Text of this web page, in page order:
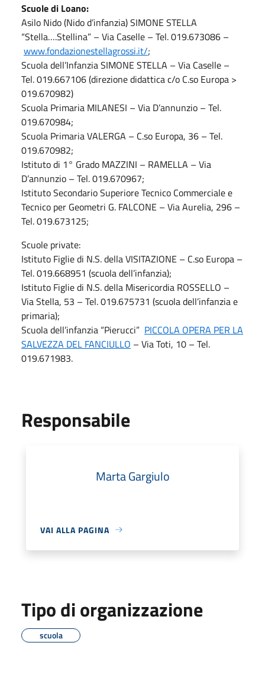
Scuole di Loano:
Asilo Nido (Nido d’infanzia) SIMONE STELLA
“Stella….Stellina” – Via Caselle – Tel. 019.673086 –
www.fondazionestellagrossi.it/;
Scuola dell’Infanzia SIMONE STELLA – Via Caselle –
Tel. 019.667106 (direzione didattica c/o C.so Europa >
019.670982)
Scuola Primaria MILANESI – Via D’annunzio – Tel.
019.670984;
Scuola Primaria VALERGA – C.so Europa, 36 – Tel.
019.670982;
Istituto di 1° Grado MAZZINI – RAMELLA – Via
D’annunzio – Tel. 019.670967;
Istituto Secondario Superiore Tecnico Commerciale e
Tecnico per Geometri G. FALCONE – Via Aurelia, 296 –
Tel. 019.673125;
Scuole private:
Istituto Figlie di N.S. della VISITAZIONE – C.so Europa –
Tel. 019.668951 (scuola dell’infanzia);
Istituto Figlie di N.S. della Misericordia ROSSELLO –
Via Stella, 53 – Tel. 019.675731 (scuola dell’infanzia e
primaria);
Scuola dell’infanzia “Pierucci” PICCOLA OPERA PER LA
SALVEZZA DEL FANCIULLO – Via Toti, 10 – Tel.
019.671983.
Responsabile
Marta Gargiulo
VAI ALLA PAGINA
Tipo di organizzazione
scuola